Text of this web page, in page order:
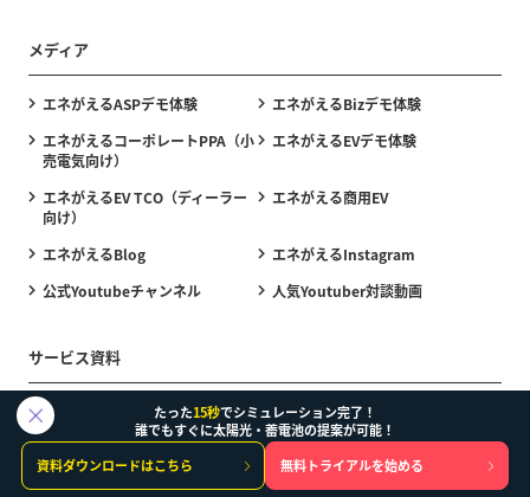
メディア
エネがえるASPデモ体験
エネがえるBizデモ体験
エネがえるコーポレートPPA（小
売電気向け）
エネがえるEVデモ体験
エネがえるEV TCO（ディーラー
向け）
エネがえる商用EV
エネがえるBlog
エネがえるInstagram
公式Youtubeチャンネル
人気Youtuber対談動画
サービス資料
資料一覧
経済効果シミュレーション保証
エネがえるASP（住宅用）
エネがえるBiz（産業用）
エネがえるオフサイトPPA（複数
エネがえるEV・V2H（EV用）
たった15秒でシミュレーション完了！
誰でもすぐに太陽光・蓄電池の提案が可能！
資料ダウンロードはこちら
無料トライアルを始める